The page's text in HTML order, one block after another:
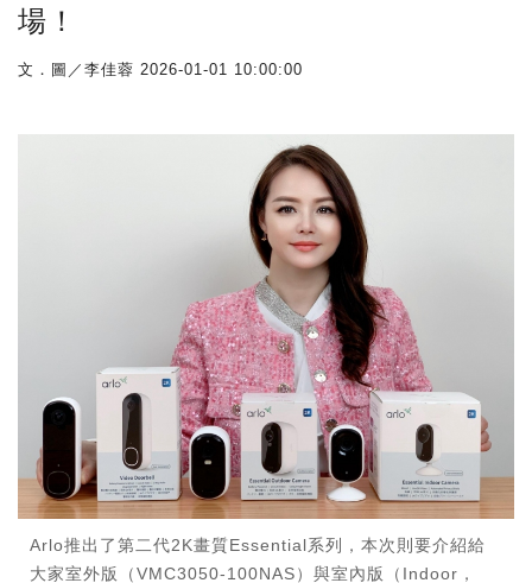
場！
文．圖／李佳蓉 2026-01-01 10:00:00
Arlo推出了第二代2K畫質Essential系列，本次則要介紹給
大家室外版（VMC3050-100NAS）與室內版（Indoor，